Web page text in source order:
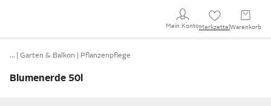
Mein KontoMerkzettel Warenkorb
… Garten & Balkon Pflanzenpflege
Blumenerde 50l